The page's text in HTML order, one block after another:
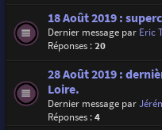
18 Août 2019 :
Dernier message par Eric
Réponses :20
28 Août 2019 :
Loire.
Dernier message par
Réponses :4